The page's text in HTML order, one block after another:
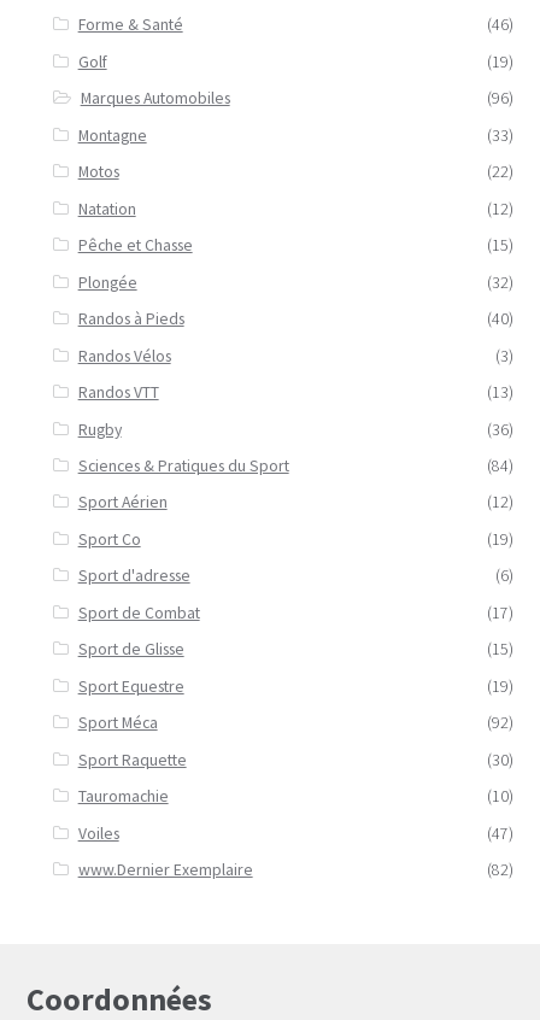
Forme & Santé
(46)
Golf
(19)
Marques Automobiles
(96)
Montagne
(33)
Motos
(22)
Natation
(12)
Pêche et Chasse
(15)
Plongée
(32)
Randos à Pieds
(40)
Randos Vélos
(3)
Randos VTT
(13)
Rugby
(36)
Sciences & Pratiques du Sport
(84)
Sport Aérien
(12)
Sport Co
(19)
Sport d'adresse
(6)
Sport de Combat
(17)
Sport de Glisse
(15)
Sport Equestre
(19)
Sport Méca
(92)
Sport Raquette
(30)
Tauromachie
(10)
Voiles
(47)
www.Dernier Exemplaire
(82)
Coordonnées